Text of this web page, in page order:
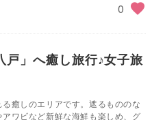
0
戸」へ癒し旅行♪女子旅
癒しのエリアです。遮るもののな
ワビなど新鮮な海鮮も楽しめ、グ